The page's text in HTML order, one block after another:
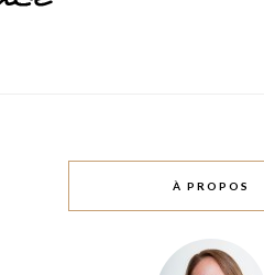
À PROPOS